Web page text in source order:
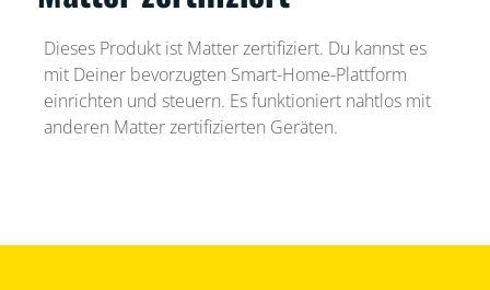
Dieses Produkt ist Matter zertifiziert. Du kannst es
mit Deiner bevorzugten Smart-Home-Plattform
einrichten und steuern. Es funktioniert nahtlos mit
anderen Matter zertifizierten Geräten.